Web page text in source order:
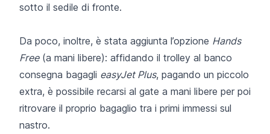
sotto il sedile di fronte.
Da poco, inoltre, è stata aggiunta l’opzione Hands
Free(a mani libere): affidando il trolley al banco
consegna bagagli easyJet Plus, pagando un piccolo
extra, è possibile recarsi al gate a mani libere per poi
ritrovare il proprio bagaglio tra i primi immessi sul
nastro.